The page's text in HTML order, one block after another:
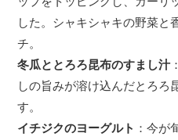
した。シャキシャキの野菜と
チ。
冬瓜ととろろ昆布のすまし汁
しの旨みが溶け込んだとろろ
す。
イチジクのヨーグルト ：今が